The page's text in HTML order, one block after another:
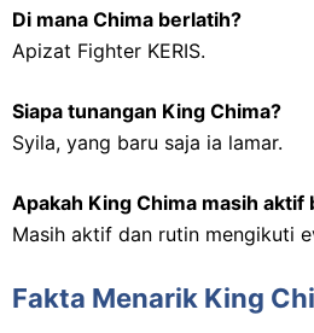
Di mana Chima berlatih?
Apizat Fighter KERIS.
Siapa tunangan King Chima?
Syila, yang baru saja ia lamar.
Apakah King Chima masih aktif
Masih aktif dan rutin mengikuti
Fakta Menarik King